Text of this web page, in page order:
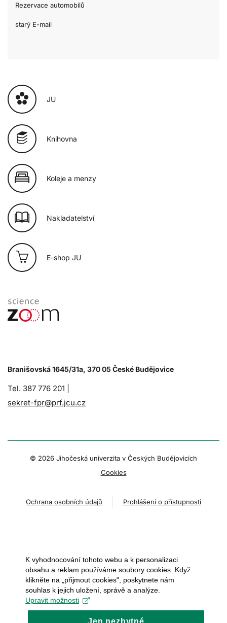
Rezervace automobilů
starý E-mail
JU
Knihovna
Koleje a menzy
Nakladatelství
E-shop JU
Branišovská 1645/31a, 370 05 České Budějovice
Tel. 387 776 201 |
sekret-fpr@prf.jcu.cz
© 2026 Jihočeská univerzita v Českých Budějovicích
Cookies
Ochrana osobních údajů Prohlášení o přístupnosti
K vyhodnocování tohoto webu a k personalizaci
obsahu a reklam používáme soubory cookies. Když
klikněte na „přijmout cookies", poskytnete nám
souhlas k jejich uložení, správě a analýze.
Upravit možnosti
Jen nezbytné